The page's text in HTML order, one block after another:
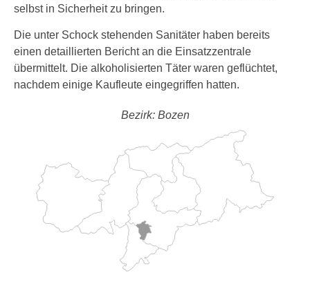
selbst in Sicherheit zu bringen.
Die unter Schock stehenden Sanitäter haben bereits
einen detaillierten Bericht an die Einsatzzentrale
übermittelt. Die alkoholisierten Täter waren geflüchtet,
nachdem einige Kaufleute eingegriffen hatten.
Bezirk: Bozen